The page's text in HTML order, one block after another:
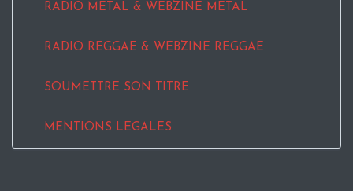
RADIO METAL & WEBZINE METAL
RADIO REGGAE & WEBZINE REGGAE
SOUMETTRE SON TITRE
MENTIONS LEGALES